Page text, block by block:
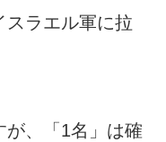
スラエル軍に拉
が、「1名」は確